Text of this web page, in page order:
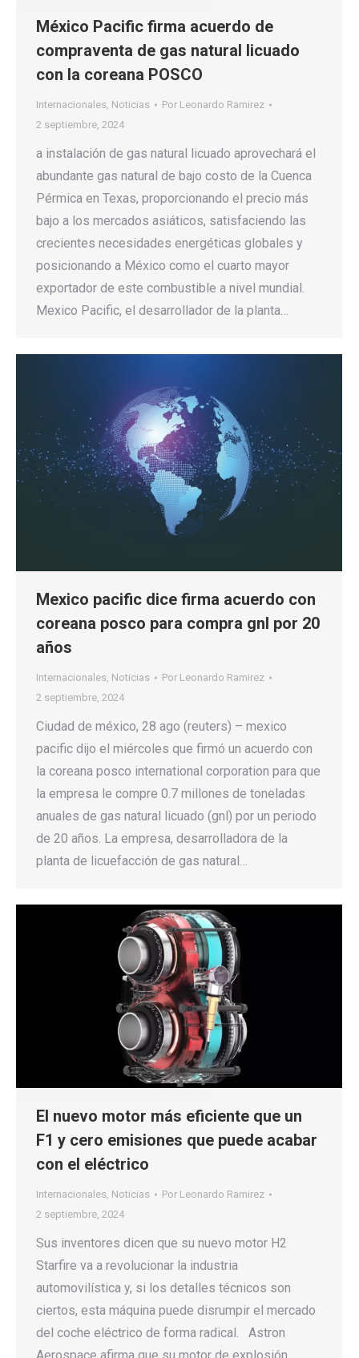
México Pacific firma acuerdo de
compraventa de gas natural licuado
con la coreana POSCO
Internacionales, Noticias Por Leonardo Ramirez
2 septiembre, 2024
a instalación de gas natural licuado aprovechará el
abundante gas natural de bajo costo de la Cuenca
Pérmica en Texas, proporcionando el precio más
bajo a los mercados asiáticos, satisfaciendo las
crecientes necesidades energéticas globales y
posicionando a México como el cuarto mayor
exportador de este combustible a nivel mundial.
Mexico Pacific, el desarrollador de la planta…
Mexico pacific dice firma acuerdo con
coreana posco para compra gnl por 20
años
Internacionales, Noticias Por Leonardo Ramirez
2 septiembre, 2024
Ciudad de méxico, 28 ago (reuters) – mexico
pacific dijo el miércoles que firmó un acuerdo con
la coreana posco international corporation para que
la empresa le compre 0.7 millones de toneladas
anuales de gas natural licuado (gnl) por un periodo
de 20 años. La empresa, desarrolladora de la
planta de licuefacción de gas natural…
El nuevo motor más eficiente que un
F1 y cero emisiones que puede acabar
con el eléctrico
Internacionales, Noticias Por Leonardo Ramirez
2 septiembre, 2024
Sus inventores dicen que su nuevo motor H2
Starfire va a revolucionar la industria
automovilística y, si los detalles técnicos son
ciertos, esta máquina puede disrumpir el mercado
del coche eléctrico de forma radical. Astron